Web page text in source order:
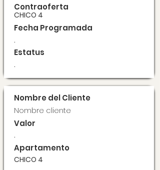
Contraoferta
CHICO 4
Fecha Programada
.
Estatus
.
Nombre del Cliente
Nombre cliente
Valor
.
Apartamento
CHICO 4